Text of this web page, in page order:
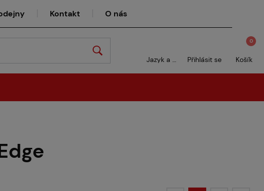
Kontakt O nás
Jazyk a měna Přihlásit se
0
Košík